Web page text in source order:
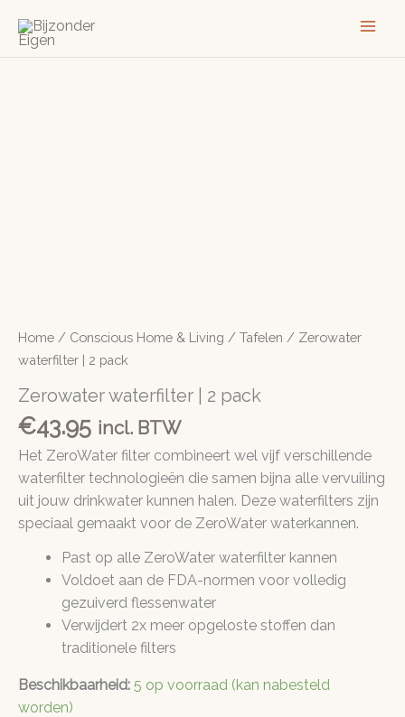
naar
de
Home / Conscious Home & Living / Tafelen / Zerowater
waterfilter | 2 pack
Zerowater waterfilter | 2 pack
€43.95 incl. BTW
Het ZeroWater filter combineert wel vijf verschillende
waterfilter technologieën die samen bijna alle vervuiling
uit jouw drinkwater kunnen halen. Deze waterfilters zijn
speciaal gemaakt voor de ZeroWater waterkannen.
Past op alle ZeroWater waterfilter kannen
Voldoet aan de FDA-normen voor volledig
gezuiverd flessenwater
Verwijdert 2x meer opgeloste stoffen dan
traditionele filters
Beschikbaarheid: 5 op voorraad (kan nabesteld
worden)